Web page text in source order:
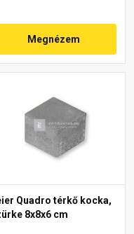
Megnézem
Quadro térkő kocka,
8x8x6 cm